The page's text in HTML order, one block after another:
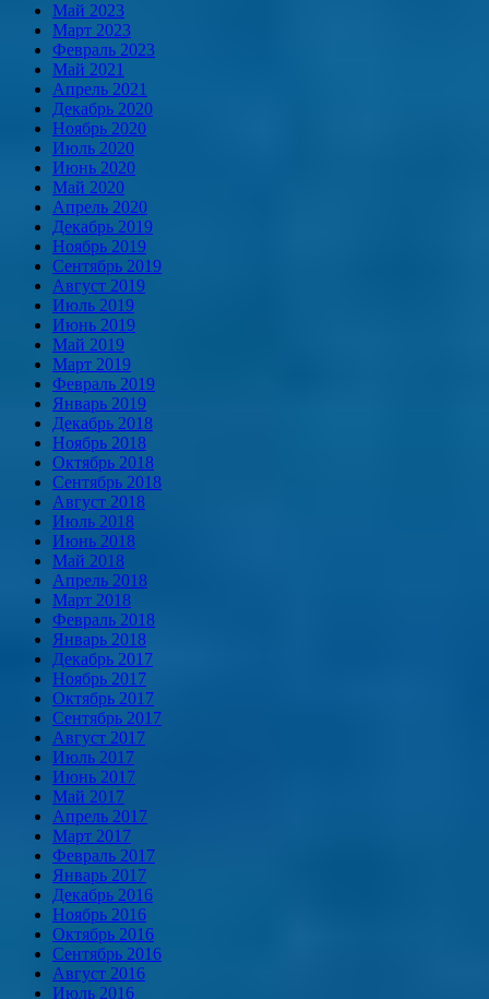
Май 2023
Март 2023
Февраль 2023
Май 2021
Апрель 2021
Декабрь 2020
Ноябрь 2020
Июль 2020
Июнь 2020
Май 2020
Апрель 2020
Декабрь 2019
Ноябрь 2019
Сентябрь 2019
Август 2019
Июль 2019
Июнь 2019
Май 2019
Март 2019
Февраль 2019
Январь 2019
Декабрь 2018
Ноябрь 2018
Октябрь 2018
Сентябрь 2018
Август 2018
Июль 2018
Июнь 2018
Май 2018
Апрель 2018
Март 2018
Февраль 2018
Январь 2018
Декабрь 2017
Ноябрь 2017
Октябрь 2017
Сентябрь 2017
Август 2017
Июль 2017
Июнь 2017
Май 2017
Апрель 2017
Март 2017
Февраль 2017
Январь 2017
Декабрь 2016
Ноябрь 2016
Октябрь 2016
Сентябрь 2016
Август 2016
Июль 2016